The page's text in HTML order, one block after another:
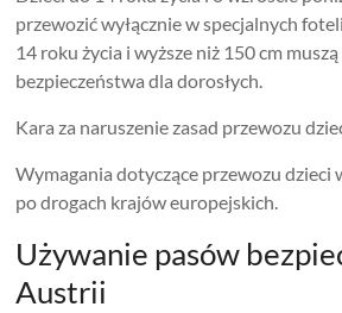
przewozić wyłącznie w specjalnych
14 roku życia i wyższe niż 150 cm
bezpieczeństwa dla dorosłych.
Kara za naruszenie zasad przewozu
Wymagania dotyczące przewozu dzieci
po drogach krajów europejskich.
Używanie pasów
Austrii